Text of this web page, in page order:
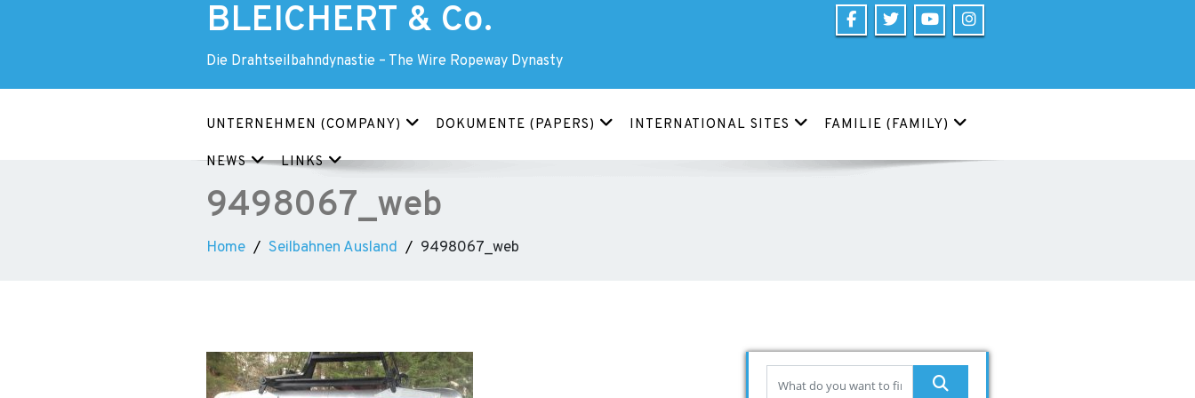
BLEICHERT & Co.
Die Drahtseilbahndynastie – The Wire Ropeway Dynasty
UNTERNEHMEN (COMPANY) DOKUMENTE (PAPERS) INTERNATIONAL SITES FAMILIE (FAMILY)
NEWS LINKS
9498067_web
Home Seilbahnen Ausland 9498067_web